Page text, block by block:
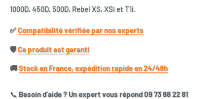
1000D, 450D, 500D, Rebel XS, XSi et T1i.
✅​Compatibilité vérifiée par nos experts
🛡️​Ce produit est garanti
🚚​Stock en France, expédition rapide en 24/48h
📞 Besoin d’aide ? Un expert vous répond 09 73 88 22 81